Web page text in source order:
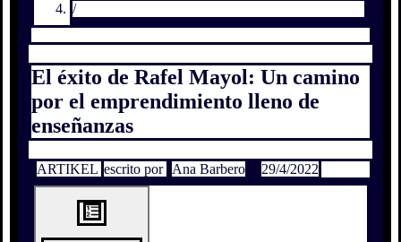
/
El éxito de Rafel Mayol: Un camino
por el emprendimiento lleno de
enseñanzas
ARTIKEL escrito por Ana Barbero 29/4/2022